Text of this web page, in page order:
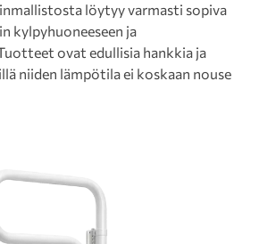
löytyy varmasti sopiva
kylpyhuoneeseen ja
ovat edullisia hankkia ja
niiden lämpötila ei koskaan nouse